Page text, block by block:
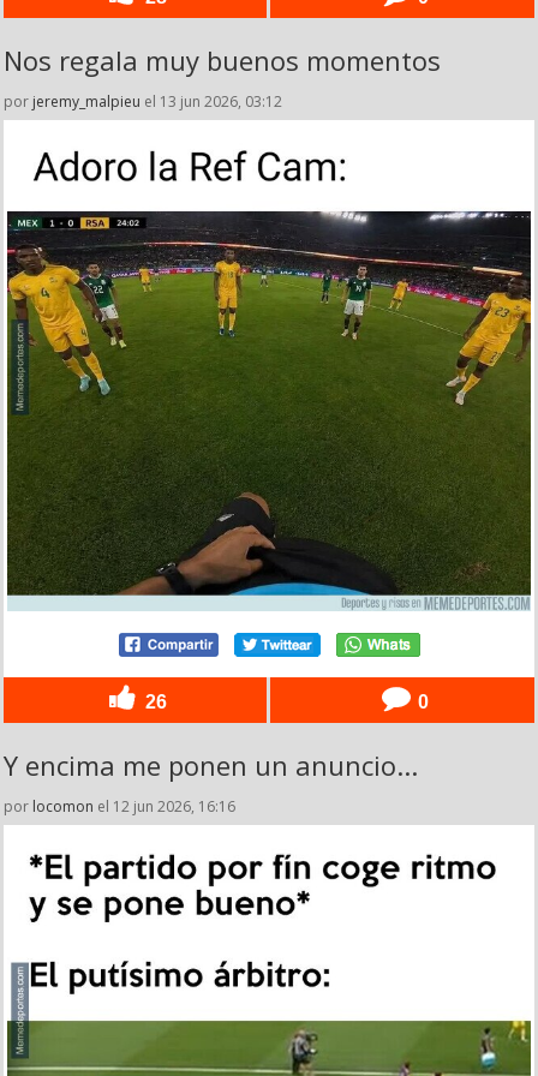
Nos regala muy buenos momentos
por jeremy_malpieu el 13 jun 2026, 03:12
26 0
Y encima me ponen un anuncio...
por locomon el 12 jun 2026, 16:16